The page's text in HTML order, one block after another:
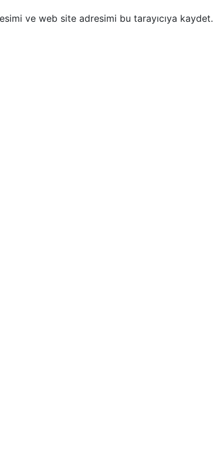
ve web site adresimi bu tarayıcıya kaydet.